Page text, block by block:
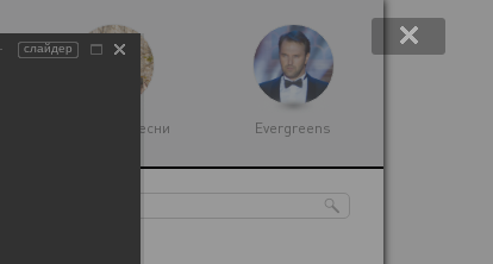
Народные песни Evergreens
слайдер